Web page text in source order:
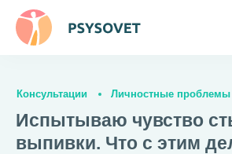
Консультации Личностные проблемы
Испытываю чувство
выпивки. Что с этим